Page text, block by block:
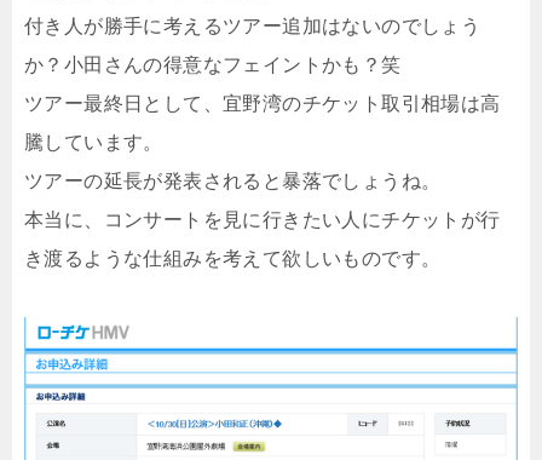
付き人が勝手に考えるツアー追加はないのでしょう
か？小田さんの得意なフェイントかも？笑
ツアー最終日として、宜野湾のチケット取引相場は高
騰しています。
ツアーの延長が発表されると暴落でしょうね。
本当に、コンサートを見に行きたい人にチケットが行
き渡るような仕組みを考えて欲しいものです。